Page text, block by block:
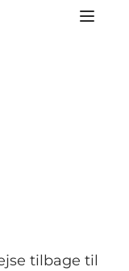
tilbage til